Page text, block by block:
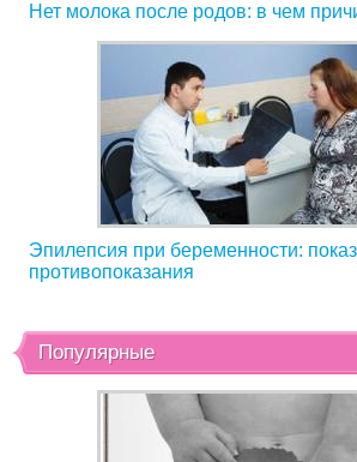
Нет молока после родов: в чем
Эпилепсия при беременности:
противопоказания
Популярные